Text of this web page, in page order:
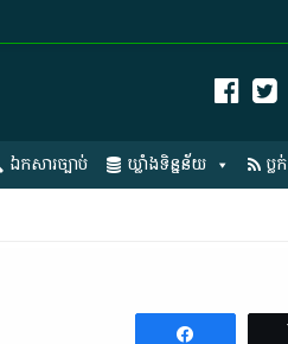
ឯកសារច្បាប់ ឃ្លាំងទិន្នន័យ ប្លក់